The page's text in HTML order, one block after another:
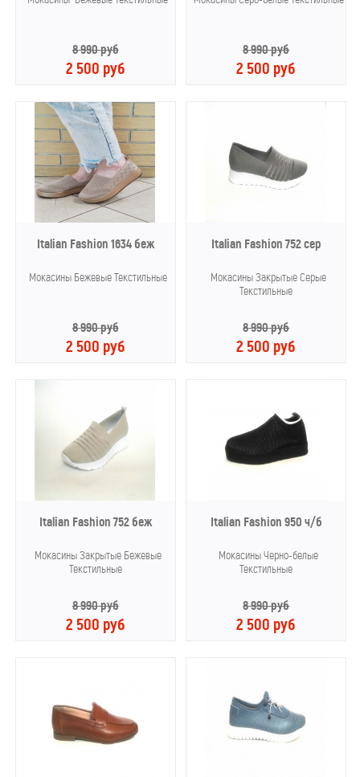
8 990 руб
2 500 руб
8 990 руб
2 500 руб
Italian Fashion 1634 беж
Мокасины Бежевые Текстильные
8 990 руб
2 500 руб
Italian Fashion 752 сер
Мокасины Закрытые Серые
Текстильные
8 990 руб
2 500 руб
Italian Fashion 752 беж
Мокасины Закрытые Бежевые
Текстильные
8 990 руб
2 500 руб
Italian Fashion 950 ч/б
Мокасины Черно-белые
Текстильные
8 990 руб
2 500 руб